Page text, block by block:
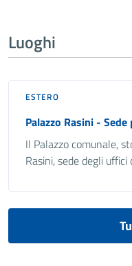
Luoghi
ESTERO
Palazzo Rasini -
Il Palazzo comunale,
Rasini, sede degli